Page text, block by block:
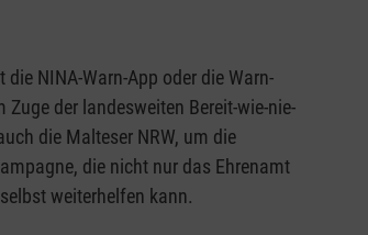
NINA-Warn-App oder die Warn-
der landesweiten Bereit-wie-nie-
die Malteser NRW, um die
die nicht nur das Ehrenamt
weiterhelfen kann.